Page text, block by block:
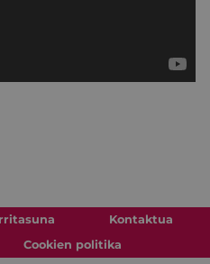
Kontaktua
Cookien politika